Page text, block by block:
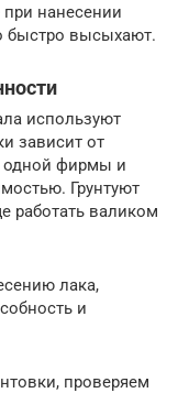
нанесении
быстро высыхают.
используют
зависит от
одной фирмы и
Грунтуют
работать валиком
лака,
и
проверяем